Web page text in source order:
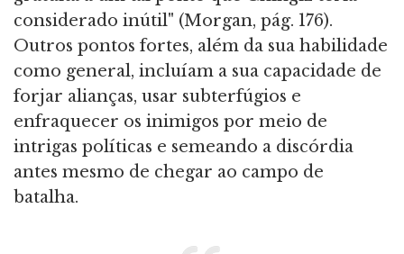
considerado inútil" (Morgan, pág. 176).
Outros pontos fortes, além da sua habilidade
como general, incluíam a sua capacidade de
forjar alianças, usar subterfúgios e
enfraquecer os inimigos por meio de
intrigas políticas e semeando a discórdia
antes mesmo de chegar ao campo de
batalha.